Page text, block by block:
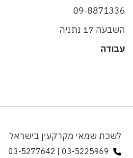
09-8871336
השבעה 17 נתניה
עבודה
לשכת שמאי מקרקעין בישראל
03-5225969 | 03-5277642